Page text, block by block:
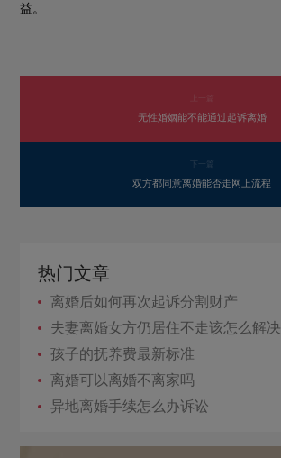
益。
上一篇
无性婚姻能不能通过起诉离婚
下一篇
双方都同意离婚能否走网上流程
热门文章
离婚后如何再次起诉分割财产
夫妻离婚女方仍居住不走该怎么解决
孩子的抚养费最新标准
离婚可以离婚不离家吗
异地离婚手续怎么办诉讼